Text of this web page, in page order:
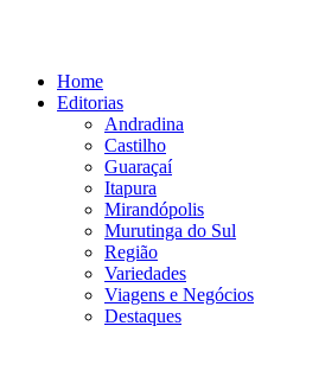
conteúdoHome
Editorias
Andradina
Castilho
Guaraçaí
Itapura
Mirandópolis
Murutinga do Sul
Região
Variedades
Viagens e Negócios
Destaques